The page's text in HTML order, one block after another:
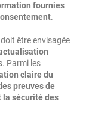
fournies
.
doit être envisagée
. Parmi les
claire du
preuves de
la sécurité des